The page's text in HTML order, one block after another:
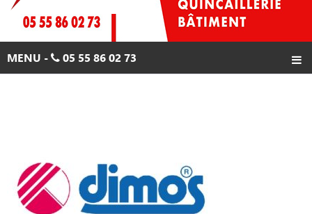
MENU - 05 55 86 02 73
CONTACTS
05 55 86 02 73